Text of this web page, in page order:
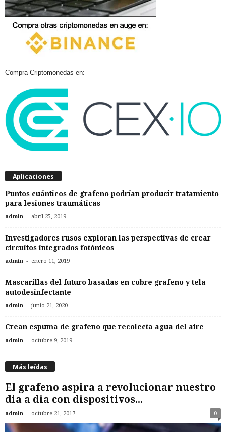
Compra Criptomonedas en:
Aplicaciones
Puntos cuánticos de grafeno podrían producir tratamiento
para lesiones traumáticas
admin - abril 25, 2019
Investigadores rusos exploran las perspectivas de crear
circuitos integrados fotónicos
admin - enero 11, 2019
Mascarillas del futuro basadas en cobre grafeno y tela
autodesinfectante
admin - junio 21, 2020
Crean espuma de grafeno que recolecta agua del aire
admin - octubre 9, 2019
Más leídas
El grafeno aspira a revolucionar nuestro
dia a dia con dispositivos...
admin - octubre 21, 2017 0